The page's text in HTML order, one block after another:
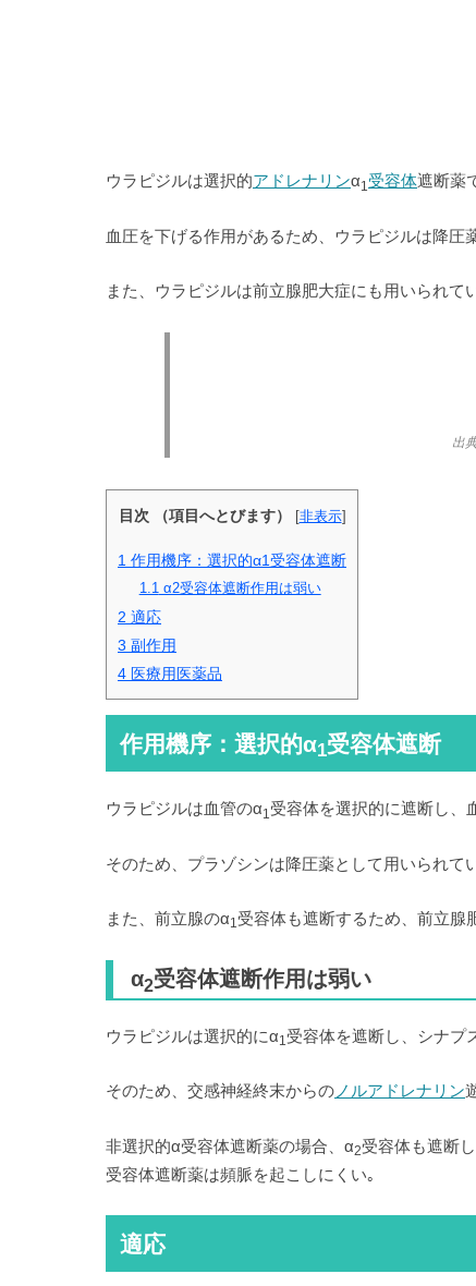
ウラピジルは選択的アドレナリンα1 受容体遮断薬
血圧を下げる作用があるため、ウラピジルは降圧
また、ウラピジルは前立腺肥大症にも用いられて
出
目次 （項目へとびます） [非表示]
1 作用機序：選択的α1受容体遮断
1.1α2受容体遮断作用は弱い
2 適応
3 副作用
4 医療用医薬品
作用機序：選択的α1受容体遮断
ウラピジルは血管のα1 受容体を選択的に遮断し、
そのため、プラゾシンは降圧薬として用いられて
また、前立腺のα1受容体も遮断するため、前立腺
α2受容体遮断作用は弱い
ウラピジルは選択的にα1受容体を遮断し、シナプ
そのため、交感神経終末からの ノルアドレナリン
非選択的α受容体遮断薬の場合、α2受容体も遮断
受容体遮断薬は頻脈を起こしにくい｡
適応